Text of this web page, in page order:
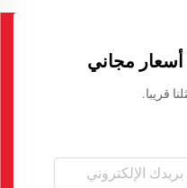
مجاني
قريبا.